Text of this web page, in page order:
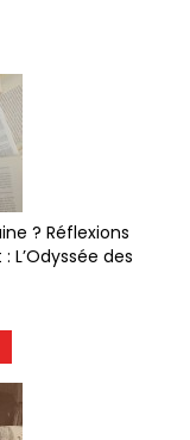
? Réflexions
L’Odyssée des